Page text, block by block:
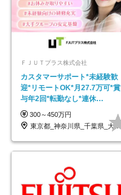
ＦＪＵＴプラス株式会社
カスタマーサポート*未経験歓
迎*リモートOK*月27.7万可*賞
与年2回*転勤なし*連休
OK/ZE010232
300～450万円
東京都_神奈川県_千葉県_大阪府_愛知県…